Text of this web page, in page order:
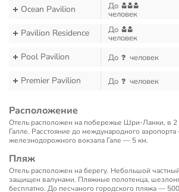
Ocean Pavilion До
человек
Pavilion Residence До
человек
Pool Pavilion До человек
Premier Pavilion До человек
Расположение
Отель расположен на побережье Шри-Ланки, в 2
Галле. Расстояние до международного
железнодорожного вокзала Гале — 5 км.
Пляж
Отель расположен на берегу. Небольшой
защищен валунами. Пляжные полотенца,
бесплатно. До песчаного городского пляжа —